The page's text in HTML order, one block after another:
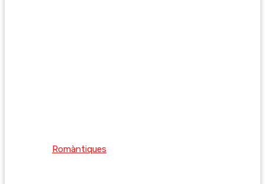
Romàntiques